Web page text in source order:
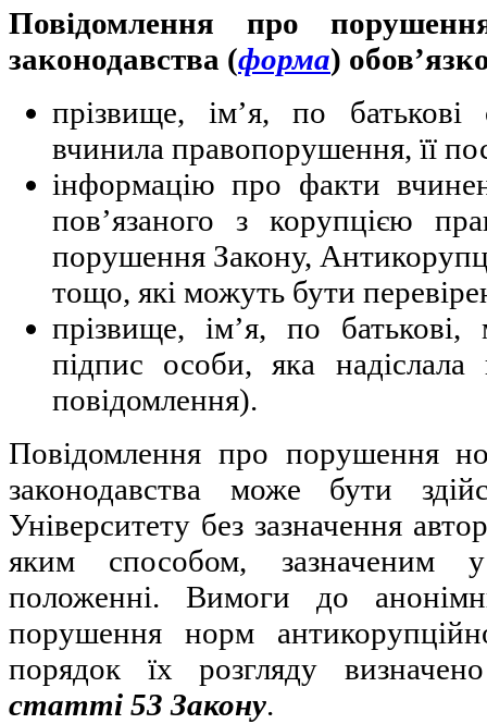
Повідомлення про
законодавства (форма)
прізвище, ім’я, по
вчинила правопорушення, її
інформацію про факти
пов’язаного з корупцією
порушення Закону,
тощо, які можуть бути
прізвище, ім’я, по
підпис особи, яка надіслала
повідомлення).
Повідомлення про порушення
законодавства може бути
Університету без зазначення
яким способом, зазначеним
положенні. Вимоги до
порушення норм
порядок їх розгляду
статті 53 Закону.